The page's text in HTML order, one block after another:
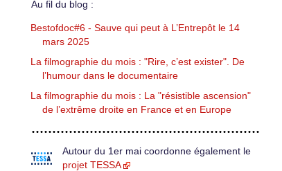
Au fil du blog :
Bestofdoc#6 - Sauve qui peut à L’Entrepôt le 14
mars 2025
La filmographie du mois : "Rire, c’est exister". De
l’humour dans le documentaire
La filmographie du mois : La "résistible ascension"
de l’extrême droite en France et en Europe
Autour du 1er mai coordonne également le
projet TESSA